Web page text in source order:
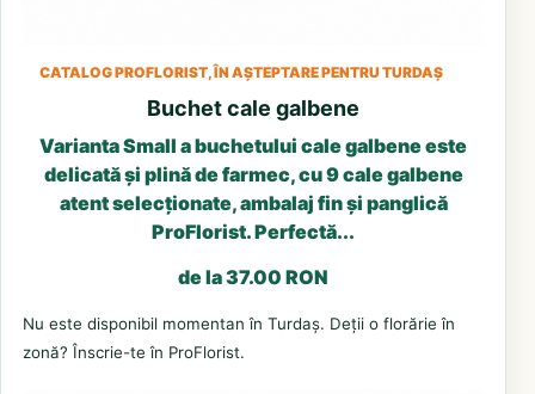
CATALOG PROFLORIST, ÎN AȘTEPTARE PENTRU TURDAȘ
Buchet cale galbene
Varianta Small a buchetului cale galbene este
delicată și plină de farmec, cu 9 cale galbene
atent selecționate, ambalaj fin și panglică
ProFlorist. Perfectă...
de la 37.00 RON
Nu este disponibil momentan în Turdaș. Deții o florărie în
zonă? Înscrie-te în ProFlorist.